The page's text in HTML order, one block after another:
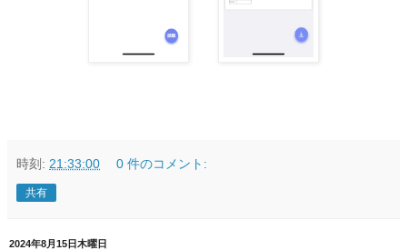
時刻: 21:33:00 0 件のコメント:
共有
2024年8月15日木曜日